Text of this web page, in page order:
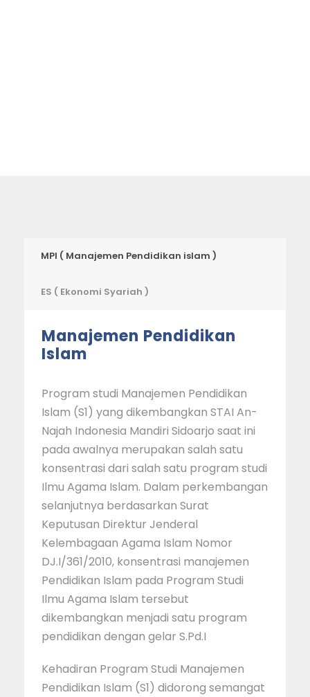
MPI ( Manajemen Pendidikan islam )
ES ( Ekonomi Syariah )
Manajemen Pendidikan
Islam
Program studi Manajemen Pendidikan
Islam (S1) yang dikembangkan STAI An-
Najah Indonesia Mandiri Sidoarjo saat ini
pada awalnya merupakan salah satu
konsentrasi dari salah satu program studi
Ilmu Agama Islam. Dalam perkembangan
selanjutnya berdasarkan Surat
Keputusan Direktur Jenderal
Kelembagaan Agama Islam Nomor
DJ.I/361/2010, konsentrasi manajemen
Pendidikan Islam pada Program Studi
Ilmu Agama Islam tersebut
dikembangkan menjadi satu program
pendidikan dengan gelar S.Pd.I
Kehadiran Program Studi Manajemen
Pendidikan Islam (S1) didorong semangat